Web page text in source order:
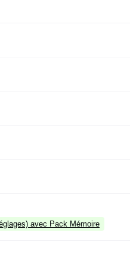
avec Pack Mémoire